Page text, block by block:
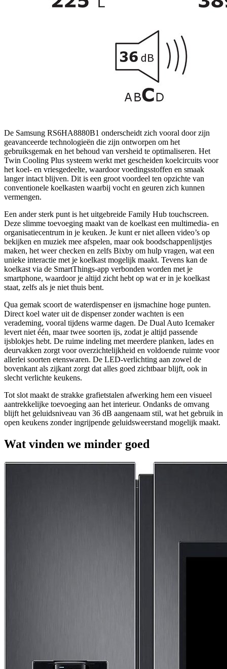
De Samsung RS6HA8880B1 onderscheidt zich vooral door zijn
geavanceerde technologieën die zijn ontworpen om het
gebruiksgemak en het behoud van versheid te optimaliseren. Het
Twin Cooling Plus systeem werkt met gescheiden koelcircuits voor
het koel- en vriesgedeelte, waardoor voedingsstoffen en smaak
langer intact blijven. Dit is een groot voordeel ten opzichte van
conventionele koelkasten waarbij vocht en geuren zich kunnen
vermengen.
Een ander sterk punt is het uitgebreide Family Hub touchscreen.
Deze slimme toevoeging maakt van de koelkast een multimedia- en
organisatiecentrum in je keuken. Je kunt er niet alleen video’s op
bekijken en muziek mee afspelen, maar ook boodschappenlijstjes
maken, het weer checken en zelfs Bixby om hulp vragen, wat een
unieke interactie met je koelkast mogelijk maakt. Tevens kan de
koelkast via de SmartThings-app verbonden worden met je
smartphone, waardoor je altijd zicht hebt op wat er in je koelkast
staat, zelfs als je niet thuis bent.
Qua gemak scoort de waterdispenser en ijsmachine hoge punten.
Direct koel water uit de dispenser zonder wachten is een
verademing, vooral tijdens warme dagen. De Dual Auto Icemaker
levert niet één, maar twee soorten ijs, zodat je altijd passende
ijsblokjes hebt. De ruime indeling met meerdere planken, lades en
deurvakken zorgt voor overzichtelijkheid en voldoende ruimte voor
allerlei soorten etenswaren. De LED-verlichting aan zowel de
bovenkant als zijkant zorgt dat alles goed zichtbaar blijft, ook in
slecht verlichte keukens.
Tot slot maakt de strakke grafietstalen afwerking hem een visueel
aantrekkelijke toevoeging aan het interieur. Ondanks de omvang
blijft het geluidsniveau van 36 dB aangenaam stil, wat het gebruik in
open keukens zonder ingrijpende geluidsweerstand mogelijk maakt.
Wat vinden we minder goed